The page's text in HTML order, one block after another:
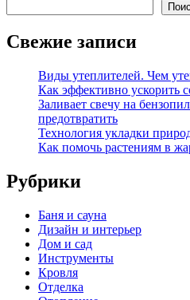
Свежие записи
Виды утеплителей. Чем
Как эффективно ускорить
Заливает свечу на
предотвратить
Технология укладки
Как помочь растениям в
Рубрики
Баня и сауна
Дизайн и интерьер
Дом и сад
Инструменты
Кровля
Отделка